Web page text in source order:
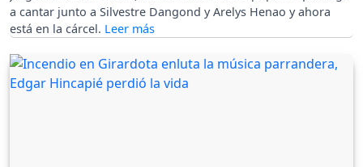
a cantar junto a Silvestre Dangond y Arelys Henao y ahora
está en la cárcel.